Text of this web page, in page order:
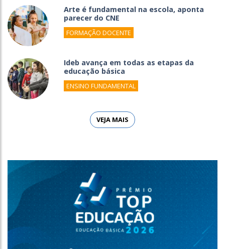
Arte é fundamental na escola, aponta
parecer do CNE
FORMAÇÃO DOCENTE
Ideb avança em todas as etapas da
educação básica
ENSINO FUNDAMENTAL
VEJA MAIS